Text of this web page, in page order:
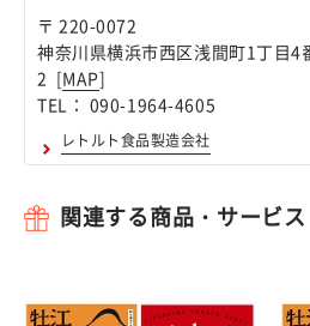
〒 220-0072
神奈川県横浜市西区浅間町1丁目4
2 [MAP]
TEL： 090-1964-4605
レトルト食品製造会社
関連する商品・サービス